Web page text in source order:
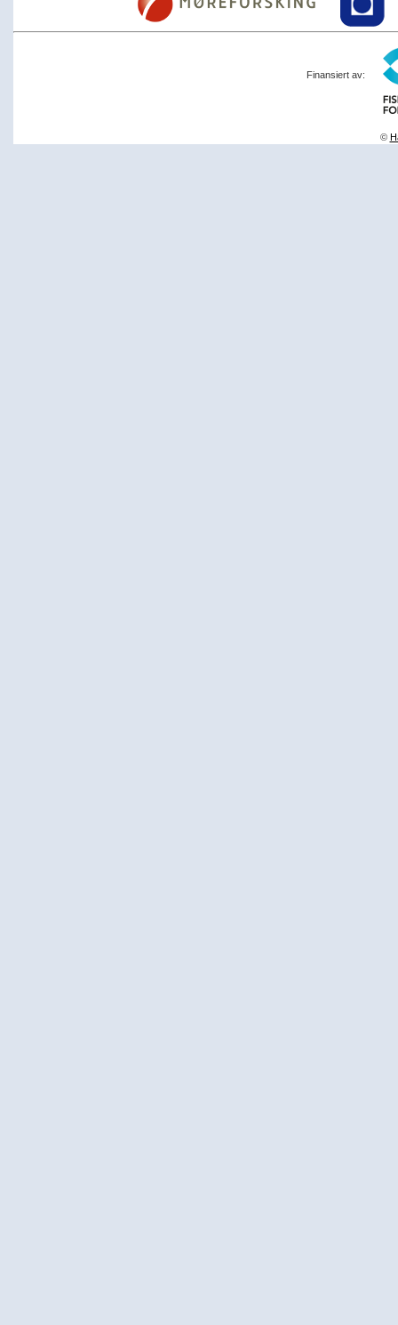
Finansiert av:
©